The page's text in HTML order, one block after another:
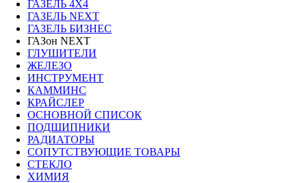
ГАЗЕЛЬ 4Х4
ГАЗЕЛЬ NEXT
ГАЗЕЛЬ БИЗНЕС
ГАЗон NEXT
ГЛУШИТЕЛИ
ЖЕЛЕЗО
ИНСТРУМЕНТ
КАММИНС
КРАЙСЛЕР
ОСНОВНОЙ СПИСОК
ПОДШИПНИКИ
РАДИАТОРЫ
СОПУТСТВУЮЩИЕ ТОВАРЫ
СТЕКЛО
ХИМИЯ